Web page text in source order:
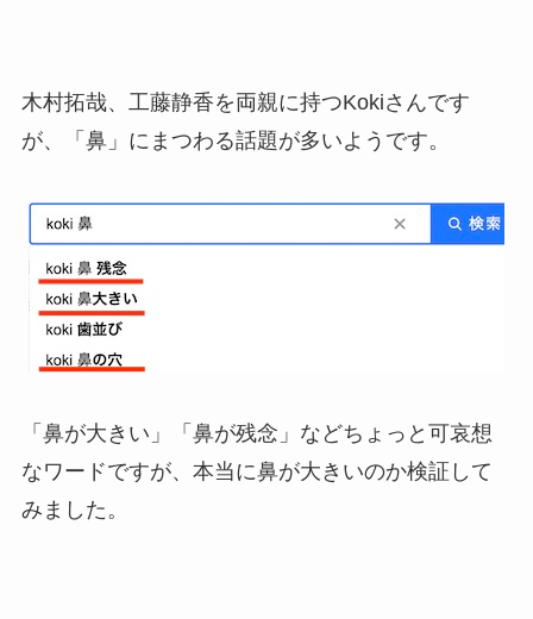
木村拓哉、工藤静香を両親に持つKokiさんです
が、「鼻」にまつわる話題が多いようです。
「鼻が大きい」「鼻が残念」などちょっと可哀想
なワードですが、本当に鼻が大きいのか検証して
みました。